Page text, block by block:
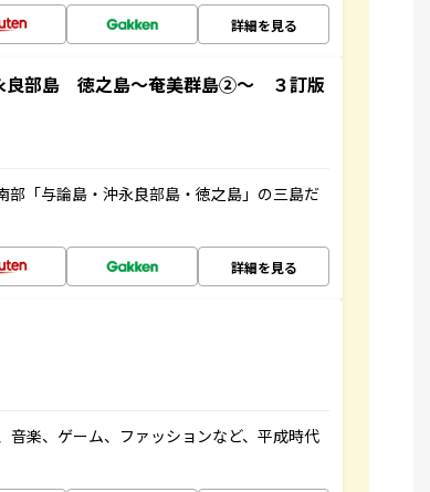
詳細を見る
部島 徳之島～奄美群島②～ ３訂版
「与論島・沖永良部島・徳之島」の三島だ
詳細を見る
楽、ゲーム、ファッションなど、平成時代